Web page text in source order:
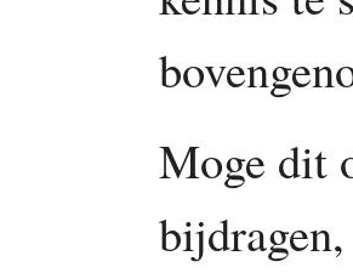
Moge dit